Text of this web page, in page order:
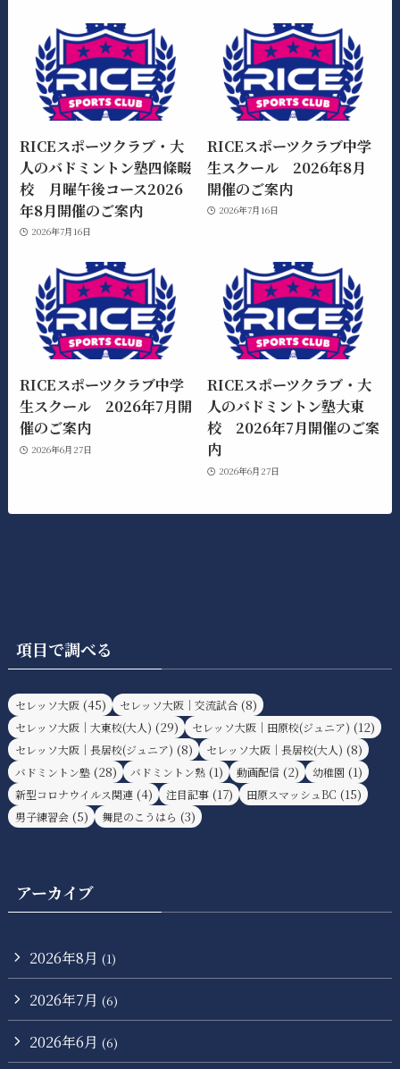
RICEスポーツクラブ・大
人のバドミントン塾四條畷
校 月曜午後コース2026
年8月開催のご案内
2026年7月16日
RICEスポーツクラブ中学
生スクール 2026年8月
開催のご案内
2026年7月16日
RICEスポーツクラブ中学
生スクール 2026年7月開
催のご案内
2026年6月27日
RICEスポーツクラブ・大
人のバドミントン塾大東
校 2026年7月開催のご案
内
2026年6月27日
項目で調べる
セレッソ大阪 (45) セレッソ大阪｜交流試合 (8)
セレッソ大阪｜大東校(大人) (29) セレッソ大阪｜田原校(ジュニア) (12)
セレッソ大阪｜長居校(ジュニア) (8) セレッソ大阪｜長居校(大人) (8)
バドミントン塾 (28) バドミントン熟 (1) 動画配信 (2) 幼稚園 (1)
新型コロナウイルス関連 (4) 注目記事 (17) 田原スマッシュBC (15)
男子練習会 (5) 舞昆のこうはら (3)
アーカイブ
2026年8月 (1)
2026年7月 (6)
2026年6月 (6)